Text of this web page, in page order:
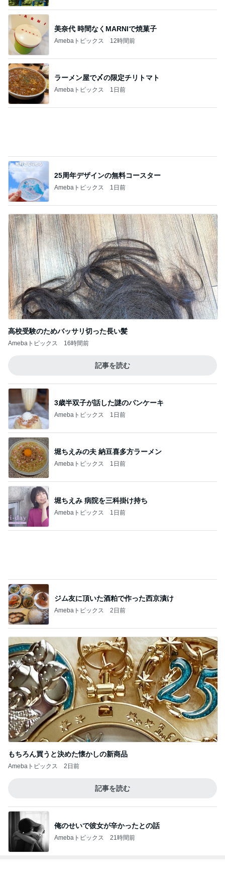
堀ちえみ 病院を三科掛け持ち
Amebaトピックス 1日前
もちろん買うと決めた懐かしの新商品
Amebaトピックス 2日前
記事を読む
Amebaトピックス 21時間前
Amebaトピックス 12時間前
藤あや子 差し入れ用の熱々コーン
Amebaトピックス 2日前
モモコ夫 妻や友人と楽しいランチ
Amebaトピックス 2日前
自分のお金を取り戻すための超手間
Amebaトピックス 1日前